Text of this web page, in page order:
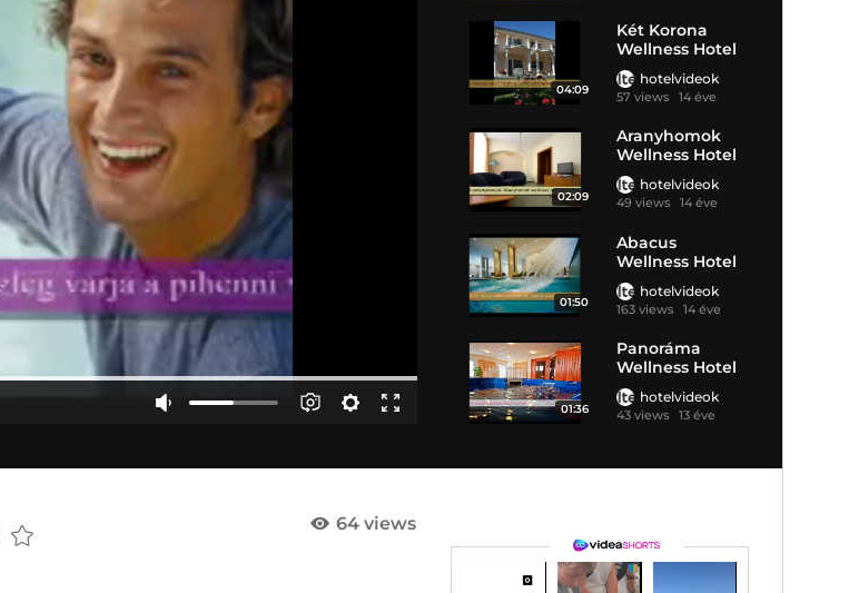
04:09
Két Korona
Wellness Hotel
****
hotelvideok
57 views 14 éve
02:09
Aranyhomok
Wellness Hotel
****
hotelvideok
49 views 14 éve
01:50
Abacus
Wellness Hotel
****
hotelvideok
163 views 14 éve
01:36
Panoráma
Wellness Hotel
Békéscsaba ***
hotelvideok
43 views 13 éve
64 views